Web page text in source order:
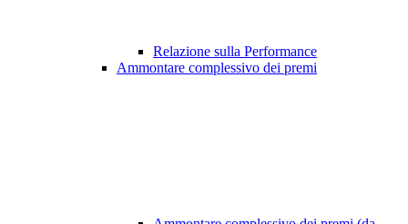
Relazione sulla Performance
Ammontare complessivo dei premi